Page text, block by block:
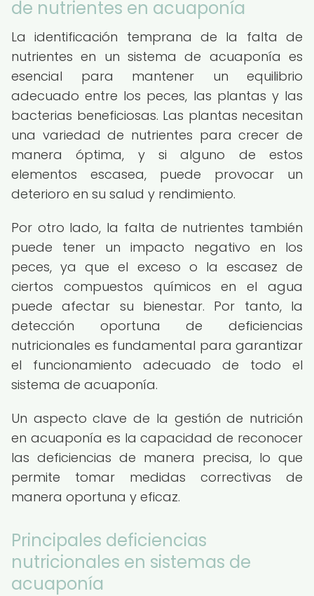
de nutrientes en acuaponía
La identificación temprana de la falta de
nutrientes en un sistema de acuaponía es
esencial para mantener un equilibrio
adecuado entre los peces, las plantas y las
bacterias beneficiosas. Las plantas necesitan
una variedad de nutrientes para crecer de
manera óptima, y si alguno de estos
elementos escasea, puede provocar un
deterioro en su salud y rendimiento.
Por otro lado, la falta de nutrientes también
puede tener un impacto negativo en los
peces, ya que el exceso o la escasez de
ciertos compuestos químicos en el agua
puede afectar su bienestar. Por tanto, la
detección oportuna de deficiencias
nutricionales es fundamental para garantizar
el funcionamiento adecuado de todo el
sistema de acuaponía.
Un aspecto clave de la gestión de nutrición
en acuaponía es la capacidad de reconocer
las deficiencias de manera precisa, lo que
permite tomar medidas correctivas de
manera oportuna y eficaz.
Principales deficiencias
nutricionales en sistemas de
acuaponía